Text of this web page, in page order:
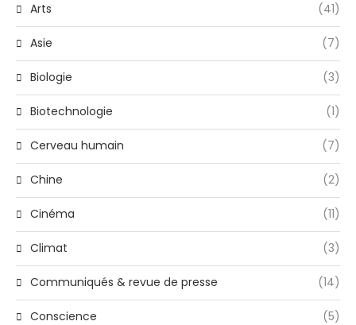
Arts (41)
Asie (7)
Biologie (3)
Biotechnologie (1)
Cerveau humain (7)
Chine (2)
Cinéma (11)
Climat (3)
Communiqués & revue de presse (14)
Conscience (5)